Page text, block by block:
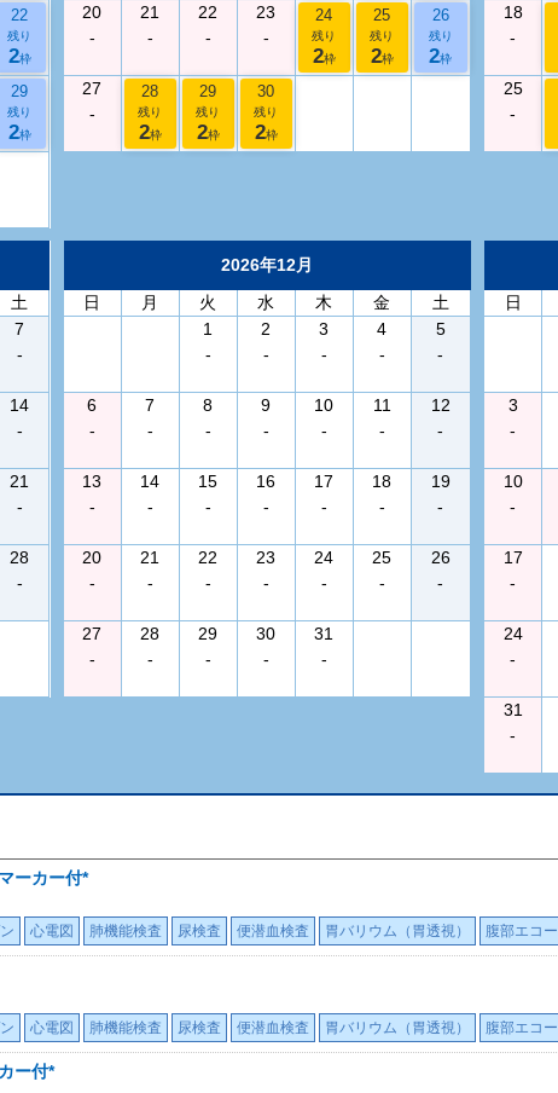
22
残り
2枠
29
残り
2枠
20
-
21
-
22
-
23
-
24
残り
2枠
25
残り
2枠
26
残り
2枠
27
-
28
残り
2枠
29
残り
2枠
30
残り
2枠
18
-
25
-
土
7
-
14
-
21
-
28
-
2026年12月
日
月 火 水 木 金
土
1
-
2
-
3
-
4
-
5
-
6
-
7
-
8
-
9
-
10
-
11
-
12
-
13
-
14
-
15
-
16
-
17
-
18
-
19
-
20
-
21
-
22
-
23
-
24
-
25
-
26
-
27
-
28
-
29
-
30
-
31
-
日
3
-
10
-
17
-
24
-
31
-
ーカー付*
心電図 肺機能検査 尿検査 便潜血検査 胃バリウム（胃透視） 腹部エコー
心電図 肺機能検査 尿検査 便潜血検査 胃バリウム（胃透視） 腹部エコー
ー付*